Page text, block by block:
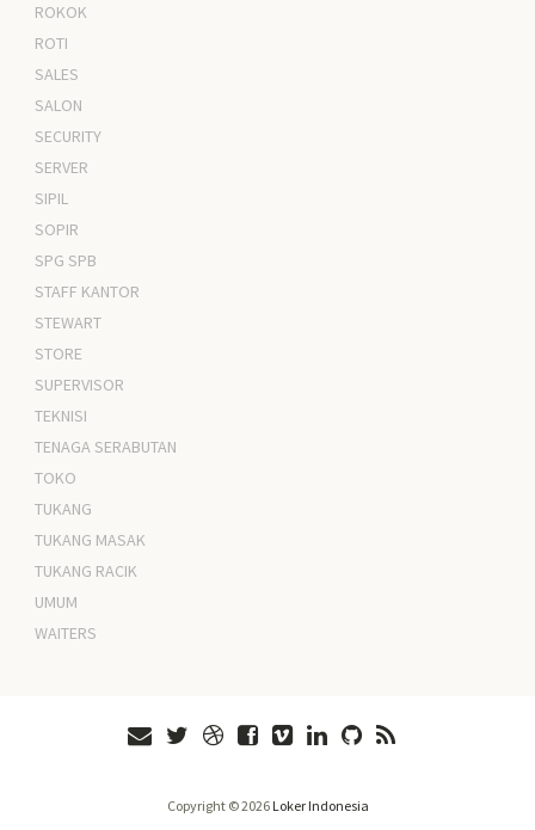
ROKOK
ROTI
SALES
SALON
SECURITY
SERVER
SIPIL
SOPIR
SPG SPB
STAFF KANTOR
STEWART
STORE
SUPERVISOR
TEKNISI
TENAGA SERABUTAN
TOKO
TUKANG
TUKANG MASAK
TUKANG RACIK
UMUM
WAITERS
Copyright ©2026 Loker Indonesia